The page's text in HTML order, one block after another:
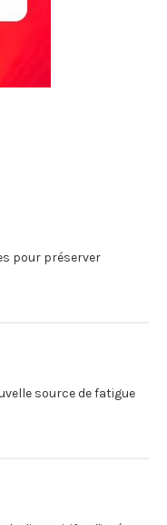
pour préserver
source de fatigue